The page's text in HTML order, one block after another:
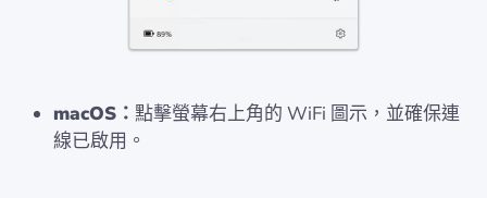
macOS： 點擊螢幕右上角的 WiFi 圖示，並確保連
線已啟用。